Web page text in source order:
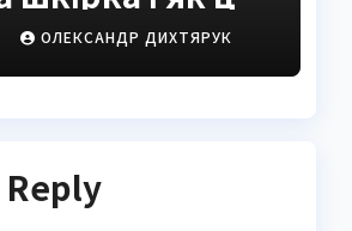
ОЛЕКСАНДР ДИХТЯРУК
Reply